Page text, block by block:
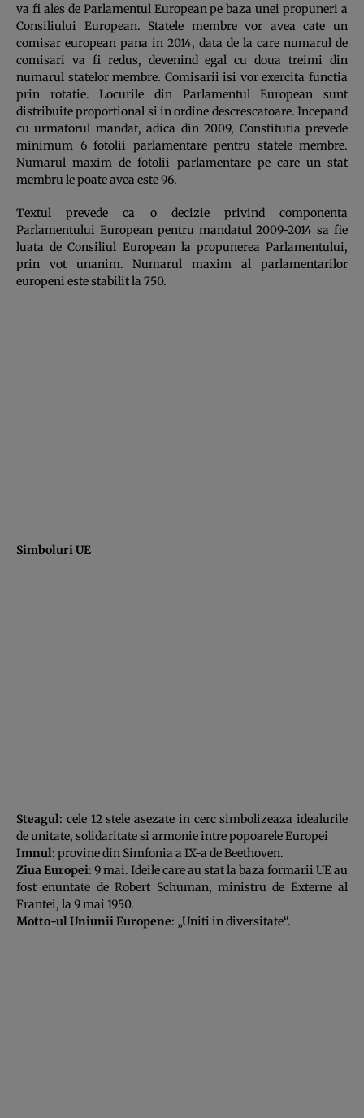
va fi ales de Parlamentul European pe baza unei propuneri a
Consiliului European. Statele membre vor avea cate un
comisar european pana in 2014, data de la care numarul de
comisari va fi redus, devenind egal cu doua treimi din
numarul statelor membre. Comisarii isi vor exercita functia
prin rotatie. Locurile din Parlamentul European sunt
distribuite proportional si in ordine descrescatoare. Incepand
cu urmatorul mandat, adica din 2009, Constitutia prevede
minimum 6 fotolii parlamentare pentru statele membre.
Numarul maxim de fotolii parlamentare pe care un stat
membru le poate avea este 96.
Textul prevede ca o decizie privind componenta
Parlamentului European pentru mandatul 2009-2014 sa fie
luata de Consiliul European la propunerea Parlamentului,
prin vot unanim. Numarul maxim al parlamentarilor
europeni este stabilit la 750.
Simboluri UE
Steagul: cele 12 stele asezate in cerc simbolizeaza idealurile
de unitate, solidaritate si armonie intre popoarele Europei
Imnul: provine din Simfonia a IX-a de Beethoven.
Ziua Europei: 9 mai. Ideile care au stat la baza formarii UE au
fost enuntate de Robert Schuman, ministru de Externe al
Frantei, la 9 mai 1950.
Motto-ul Uniunii Europene: „Uniti in diversitate“.